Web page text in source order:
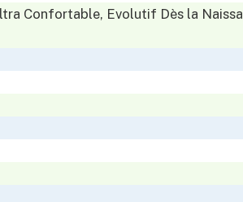
Confortable, Evolutif Dès la